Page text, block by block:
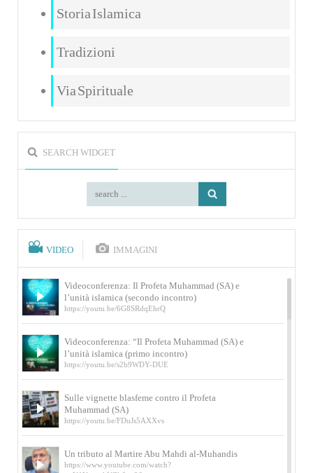
Storia Islamica
Tradizioni
Via Spirituale
SEARCH WIDGET
VIDEO IMMAGINI
Videoconferenza: Il Profeta Muhammad (SA) e
l’unità islamica (secondo incontro)
https://youtu.be/6G8SRdqEhrQ
Videoconferenza: “Il Profeta Muhammad (SA) e
l’unità islamica (primo incontro)
https://youtu.be/s2b9WDY-DUE
Sulle vignette blasfeme contro il Profeta
Muhammad (SA)
https://youtu.be/FDuJs5AXXvs
Un tributo al Martire Abu Mahdi al-Muhandis
https://www.youtube.com/watch?